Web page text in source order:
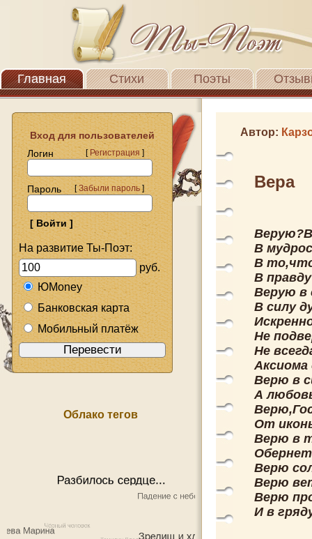
Главная Стихи Поэты
Вход для пользователей
Логин
[Регистрация]
Пароль [Забыли пароль]
На развитие Ты-Поэт:
руб.
ЮMoney
Банковская карта
Мобильный платёж
Облако тегов
Автор:
Вера
В
В
В
Верую в
В силу
Не
Не
Аксиома
Верю в
А
От
Верю в
Верю
Верю
Верю
И в